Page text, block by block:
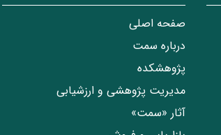
صفحه اصلی
درباره سمت
پژوهشکده
مدیریت پژوهشی و ارزشیابی
آثار «سمت»